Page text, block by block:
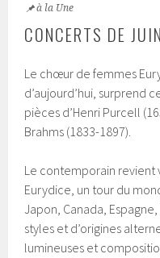
à la Une
CONCERTS DE
Le chœur de femmes
d’aujourd’hui, surprend
pièces d’Henri Purcell
Brahms (1833-1897).
Le contemporain revient
Eurydice, un tour du
Japon, Canada,
styles et d’origines
lumineuses et